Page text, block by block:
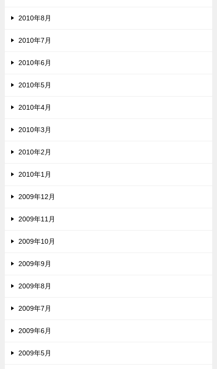
2010年8月
2010年7月
2010年6月
2010年5月
2010年4月
2010年3月
2010年2月
2010年1月
2009年12月
2009年11月
2009年10月
2009年9月
2009年8月
2009年7月
2009年6月
2009年5月